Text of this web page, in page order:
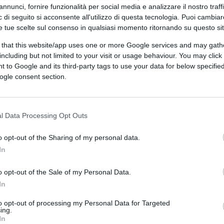
fornire funzionalità per social media e analizzare il nostro
di seguito si acconsente all'utilizzo di questa tecnologia. Puoi
tue scelte sul consenso in qualsiasi momento ritornando su questo
that this website/app uses one or more Google services and may
but not limited to your visit or usage behaviour. You may
to Google and its third-party tags to use your data for below
consent section.
Data Processing Opt Outs
opt-out of the Sharing of my personal data.
opt-out of the Sale of my Personal Data.
opt-out of processing my Personal Data for Targeted
e infine il trasporto pubblico locale.
discioperiche rischia di paralizzare la
soprattutto per chi lavora e ha
ormai diffusa, è che le mobilitazioni
reale attenzione per l’impatto su
il 25 febbraio, a
pubblico localeSasa. Ma sarà
quando
difficoltà
di terra e di volo delle principali